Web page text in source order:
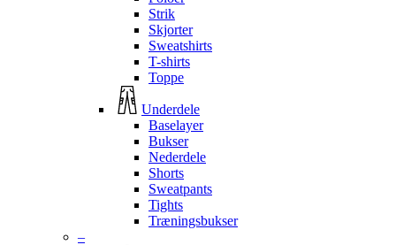
Strik
Skjorter
Sweatshirts
T-shirts
Toppe
Underdele
Baselayer
Bukser
Nederdele
Shorts
Sweatpants
Tights
Træningsbukser
–